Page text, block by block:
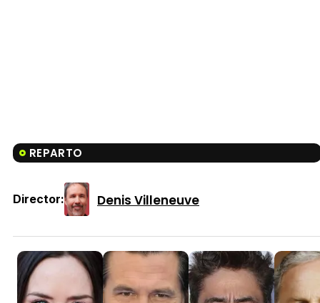
REPARTO
Director: Denis Villeneuve